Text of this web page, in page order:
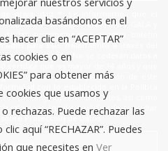
es FUNDACIÓN ANTONIO GALA y
las suscripciones a nuestro boletín
para este tratamiento a través del
en este acto. No se cederán datos a
certifica que es mayor de 14 años y que
necesaria para la prestación de este
con lo establecido en la Política
rectificar y suprimir los datos, así como
información adicional. Puede consultar
Protección de Datos.
basándonos en el
hacer clic en “ACEPTAR”
cookies o en
para obtener más
que usamos y
rechazas. Puede rechazar las
aquí “RECHAZAR”. Puedes
que necesites en Ver